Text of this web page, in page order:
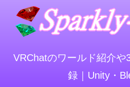
VRChatのワールド紹介や
録｜Unity・